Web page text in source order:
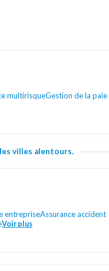
multirisqueGestion de la paie
villes alentours.
entrepriseAssurance accident
Voir plus